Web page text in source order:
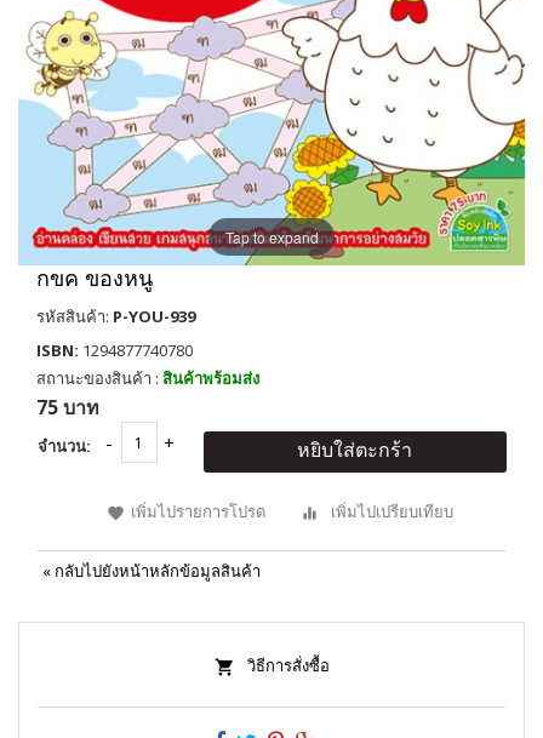
Tap to expand
กขค ของหนู
รหัสสินค้า: P-YOU-939
ISBN: 1294877740780
สถานะของสินค้า : สินค้าพร้อมส่ง
75 บาท
จำนวน: หยิบใส่ตะกร้า
เพิ่มไปรายการโปรด เพิ่มไปเปรียบเทียบ
« กลับไปยังหน้าหลักข้อมูลสินค้า
วิธีการสั่งซื้อ